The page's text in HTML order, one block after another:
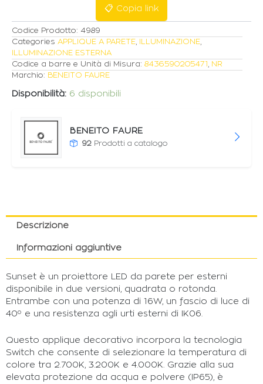
📋 Copia link
Codice Prodotto: 4989
Categories APPLIQUE A PARETE, ILLUMINAZIONE,
ILLUMINAZIONE ESTERNA
Codice a barre e Unità di Misura: 8436590205471 , NR
Marchio: BENEITO FAURE
Disponibilità: 6 disponibili
BENEITO FAURE
92 Prodotti a catalogo
Descrizione
Informazioni aggiuntive
Sunset è un proiettore LED da parete per esterni
disponibile in due versioni, quadrata o rotonda.
Entrambe con una potenza di 16W, un fascio di luce di
40º e una resistenza agli urti esterni di IK06.
Questo applique decorativo incorpora la tecnologia
Switch che consente di selezionare la temperatura di
colore tra 2.700K, 3.200K e 4.000K. Grazie alla sua
elevata protezione da acqua e polvere (IP65), è